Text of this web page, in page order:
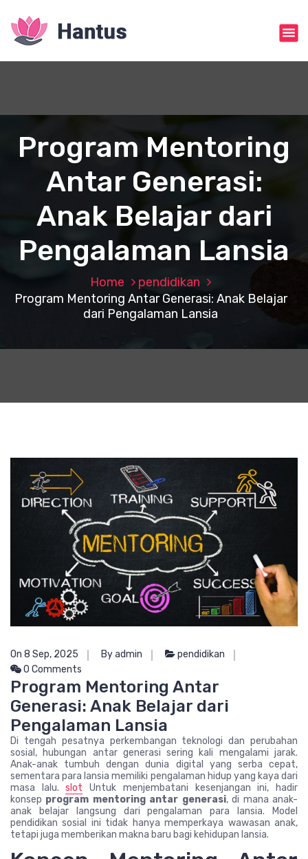
o
Program Mentoring
Antar Generasi:
Anak Belajar dari
Pengalaman Lansia
Home
pendidikan
Program Mentoring Antar Generasi: Anak Belajar
dari Pengalaman Lansia
On 8 Sep, 2025 By admin
pendidikan
0 Comments
Program Mentoring Antar
Generasi: Anak Belajar dari
Pengalaman Lansia
Di tengah pesatnya perkembangan teknologi dan perubahan
sosial, hubungan antar generasi sering kali mengalami jarak.
Anak-anak tumbuh dengan dunia digital yang serba cepat,
sementara para lansia memiliki pengalaman hidup yang kaya dari
masa lalu.slot Untuk menjembatani kesenjangan ini, hadir
konsep program mentoring antar generasi, di mana anak-
anak belajar langsung dari pengalaman para lansia. Model
pendidikan sosial ini tidak hanya memperkaya wawasan anak,
tetapi juga memberikan makna baru bagi kehidupan lansia.